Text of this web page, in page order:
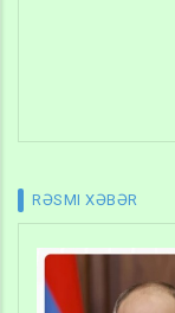
RƏSMI XƏBƏR